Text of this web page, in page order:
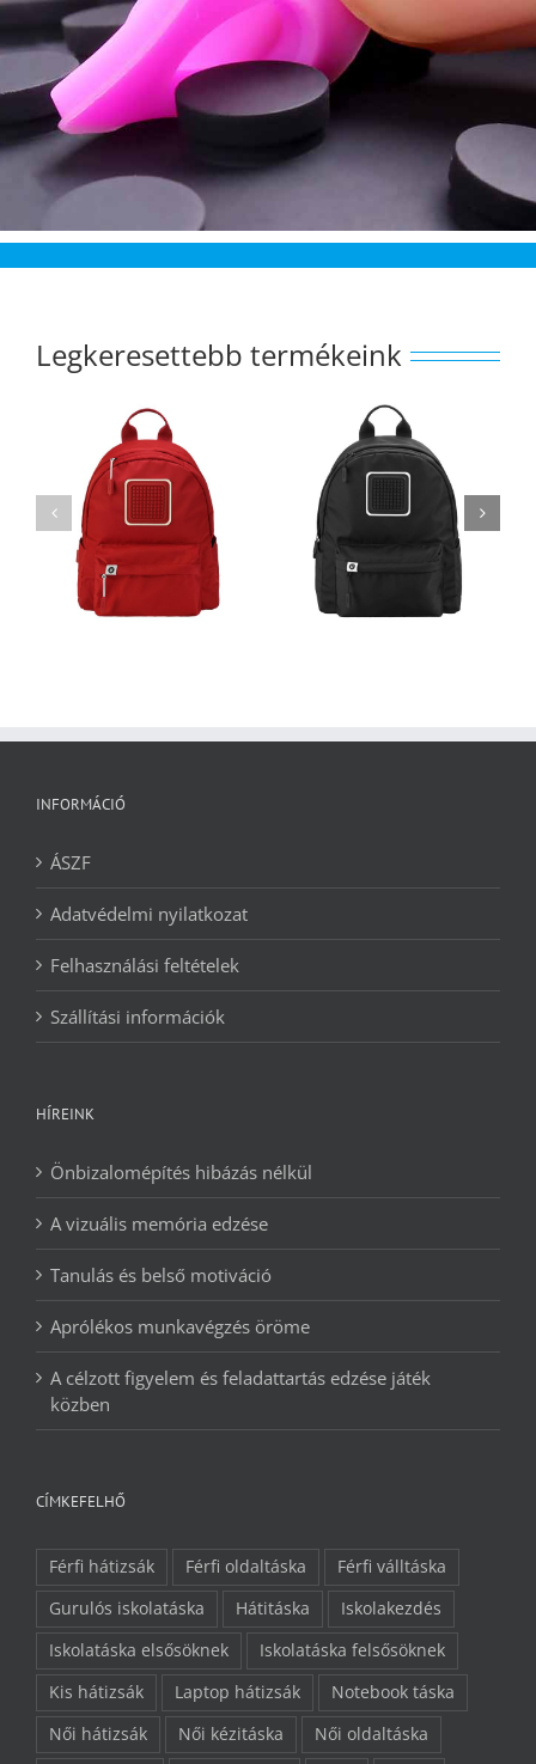
Legkeresettebb termékeink
INFORMÁCIÓ
ÁSZF
Adatvédelmi nyilatkozat
Felhasználási feltételek
Szállítási információk
HÍREINK
Önbizalomépítés hibázás nélkül
A vizuális memória edzése
Tanulás és belső motiváció
Aprólékos munkavégzés öröme
A célzott figyelem és feladattartás edzése játék
közben
CÍMKEFELHŐ
Férfi hátizsák Férfi oldaltáska
Férfi válltáska
Gurulós iskolatáska
Hátitáska
Iskolakezdés
Iskolatáska elsősöknek
Iskolatáska felsősöknek
Kis hátizsák
Laptop hátizsák
Notebook táska
Női hátizsák
Női kézitáska
Női oldaltáska